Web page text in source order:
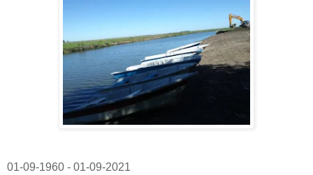
01-09-1960 - 01-09-2021